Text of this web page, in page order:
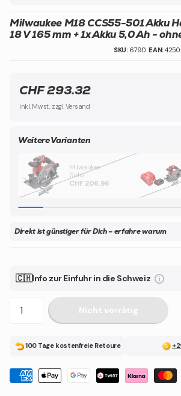
Milwaukee M18 CCS55-501 Akku
18 V 165 mm + 1x Akku 5,0 Ah -
SKU: 6790 EAN:
CHF 293.32
inkl. Mwst, zzgl. Versand
Weitere Varianten
Milwaukee
Solo
CHF 206.96
Direkt ist günstiger für Dich – erfahre warum
🇨🇭Info zur Einfuhr in die Schweiz
Nicht vorrätig
100 Tage kostenfreie Retoure